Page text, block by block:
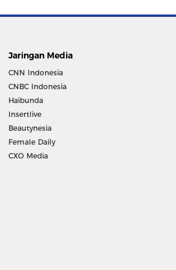
Jaringan Media
CNN Indonesia
CNBC Indonesia
Haibunda
Insertlive
Beautynesia
Female Daily
CXO Media